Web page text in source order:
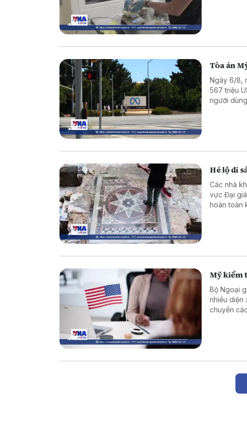
Tòa án
Ngày 6/8,
567 triệu
người
Hé lộ di
Các nhà
vực Đại
hoàn toàn
Mỹ kiểm
Bộ Ngoại
nhiều diện
chuyển